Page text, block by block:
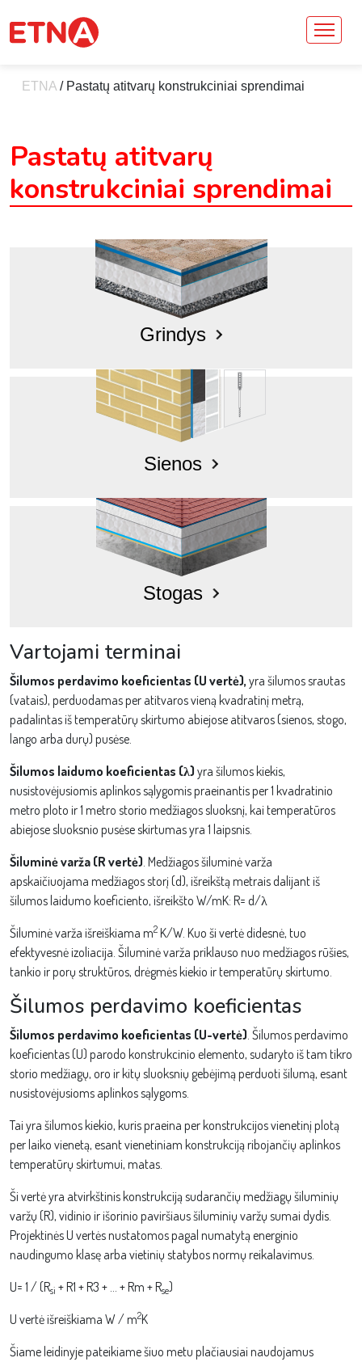
ETNA / Pastatų atitvarų konstrukciniai sprendimai
Pastatų atitvarų
konstrukciniai sprendimai
Grindys
Sienos
Stogas
Vartojami terminai
Šilumos perdavimo koeficientas (U vertė), yra šilumos srautas
(vatais), perduodamas per atitvaros vieną kvadratinį metrą,
padalintas iš temperatūrų skirtumo abiejose atitvaros (sienos, stogo,
lango arba durų) pusėse.
Šilumos laidumo koeficientas (λ) yra šilumos kiekis,
nusistovėjusiomis aplinkos sąlygomis praeinantis per 1 kvadratinio
metro ploto ir 1 metro storio medžiagos sluoksnį, kai temperatūros
abiejose sluoksnio pusėse skirtumas yra 1 laipsnis.
Šiluminė varža (R vertė). Medžiagos šiluminė varža
apskaičiuojama medžiagos storį (d), išreikštą metrais dalijant iš
šilumos laidumo koeficiento, išreikšto W/mK: R= d/λ
Šiluminė varža išreiškiama m2 K/W. Kuo ši vertė didesnė, tuo
efektyvesnė izoliacija. Šiluminė varža priklauso nuo medžiagos rūšies,
tankio ir porų struktūros, drėgmės kiekio ir temperatūrų skirtumo.
Šilumos perdavimo koeficientas
Šilumos perdavimo koeficientas (U-vertė). Šilumos perdavimo
koeficientas (U) parodo konstrukcinio elemento, sudaryto iš tam tikro
storio medžiagų, oro ir kitų sluoksnių gebėjimą perduoti šilumą, esant
nusistovėjusioms aplinkos sąlygoms.
Tai yra šilumos kiekio, kuris praeina per konstrukcijos vienetinį plotą
per laiko vienetą, esant vienetiniam konstrukciją ribojančių aplinkos
temperatūrų skirtumui, matas.
Ši vertė yra atvirkštinis konstrukciją sudarančių medžiagų šiluminių
varžų (R), vidinio ir išorinio paviršiaus šiluminių varžų sumai dydis.
Projektinės U vertės nustatomos pagal numatytą energinio
naudingumo klasę arba vietinių statybos normų reikalavimus.
U= 1 / (Rsi + R1 + R3 + … + Rm + Rse)
U vertė išreiškiama W / m2K
Šiame leidinyje pateikiame šiuo metu plačiausiai naudojamus